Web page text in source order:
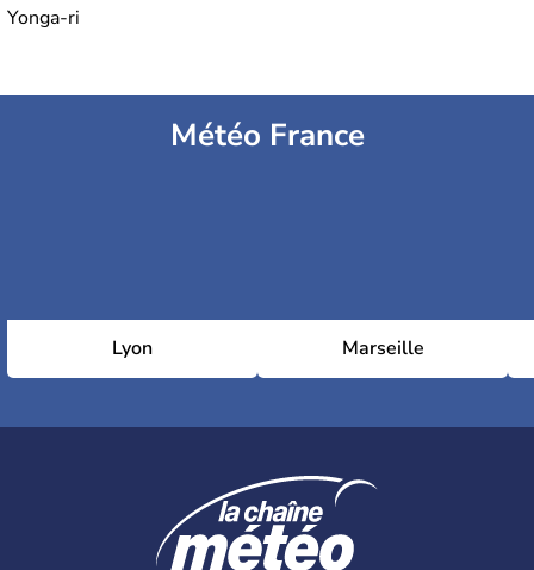
Yonga-ri
Météo France
Lyon Marseille